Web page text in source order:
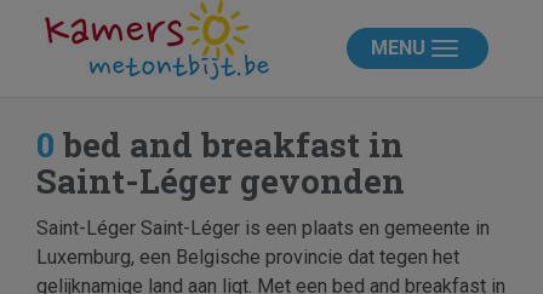
MENU
0 bed and breakfast in
Saint-Léger gevonden
Saint-Léger Saint-Léger is een plaats en gemeente in
Luxemburg, een Belgische provincie dat tegen het
gelijknamige land aan ligt. Met een bed and breakfast in